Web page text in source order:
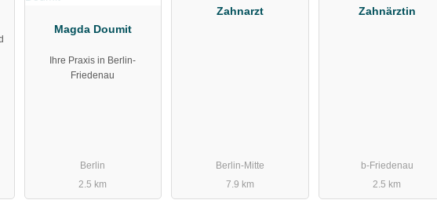
Magda Doumit
Ihre Praxis in Berlin-
Friedenau
Berlin
2.5 km
Zahnarzt
Berlin-Mitte
7.9 km
Zahnärztin
b-Friedenau
2.5 km